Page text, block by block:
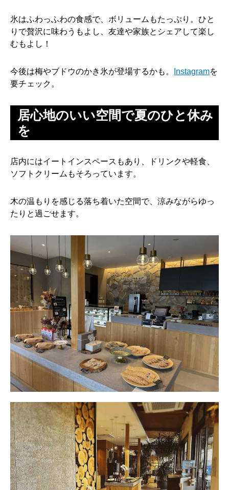
氷はふわっふわの食感で、ボリュームもたっぷり。ひと
りで贅沢に味わうもよし、友達や家族とシェアして楽し
むもよし！
今後は梅やブドウのかき氷が登場するかも。 Instagramを
要チェック。
居心地のいい空間で夏のひと休み
を
店内にはイートインスペースもあり、ドリンクや軽食、
ソフトクリームもそろっています。
木の温もりを感じる落ち着いた空間で、涼みながらゆっ
たりと過ごせます。